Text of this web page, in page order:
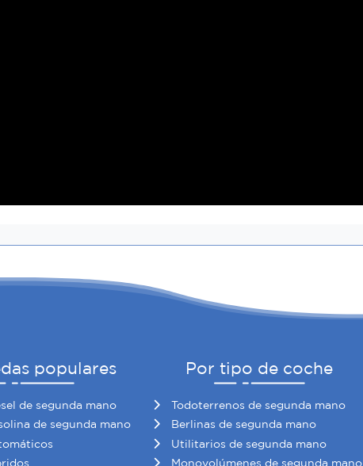
populares
de segunda mano
de segunda mano
Por tipo de coche
Todoterrenos de segunda mano
Berlinas de segunda mano
Utilitarios de segunda mano
Monovolúmenes de segunda mano